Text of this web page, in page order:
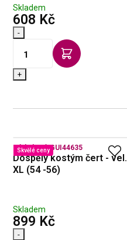
Skladem
608 Kčs DPH
-
+
Skvělé ceny
Kód zboží:GUI44635
Dospělý kostým čert - vel.
XL (54 -56)
Skladem
899 Kčs DPH
-